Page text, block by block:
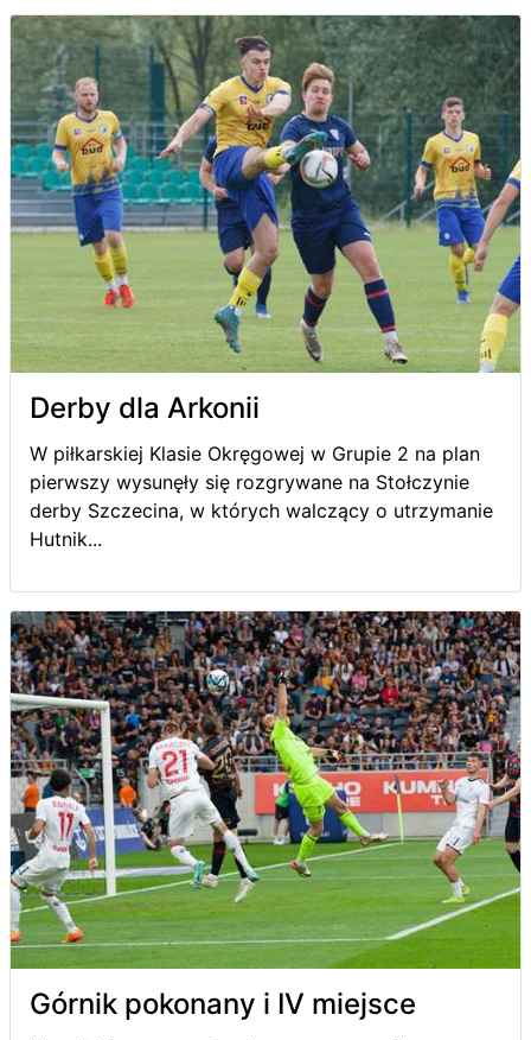
Derby dla Arkonii
W piłkarskiej Klasie Okręgowej w Grupie 2 na plan
pierwszy wysunęły się rozgrywane na Stołczynie
derby Szczecina, w których walczący o utrzymanie
Hutnik...
Górnik pokonany i IV miejsce